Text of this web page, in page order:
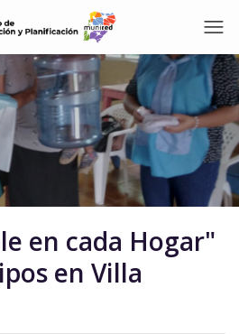
en cada Hogar"
en Villa